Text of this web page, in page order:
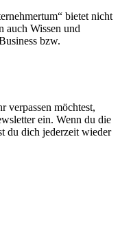
bietet nicht
auch Wissen und
bzw.
verpassen möchtest,
ein. Wenn du die
du dich jederzeit wieder